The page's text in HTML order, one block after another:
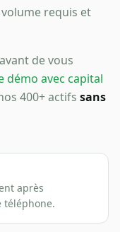
requis et
de vous
démo avec capital
400+ actifs sans
après
téléphone.